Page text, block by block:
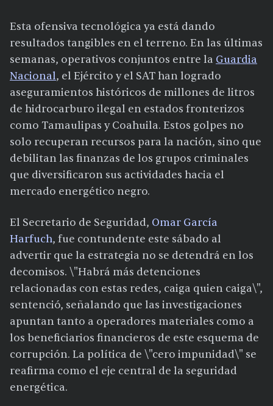
Esta ofensiva tecnológica ya está dando
resultados tangibles en el terreno. En las últimas
semanas, operativos conjuntos entre la Guardia
Nacional, el Ejército y el SAT han logrado
aseguramientos históricos de millones de litros
de hidrocarburo ilegal en estados fronterizos
como Tamaulipas y Coahuila. Estos golpes no
solo recuperan recursos para la nación, sino que
debilitan las finanzas de los grupos criminales
que diversificaron sus actividades hacia el
mercado energético negro.
El Secretario de Seguridad, Omar García
Harfuch, fue contundente este sábado al
advertir que la estrategia no se detendrá en los
decomisos. \"Habrá más detenciones
relacionadas con estas redes, caiga quien caiga\",
sentenció, señalando que las investigaciones
apuntan tanto a operadores materiales como a
los beneficiarios financieros de este esquema de
corrupción. La política de \"cero impunidad\" se
reafirma como el eje central de la seguridad
energética.